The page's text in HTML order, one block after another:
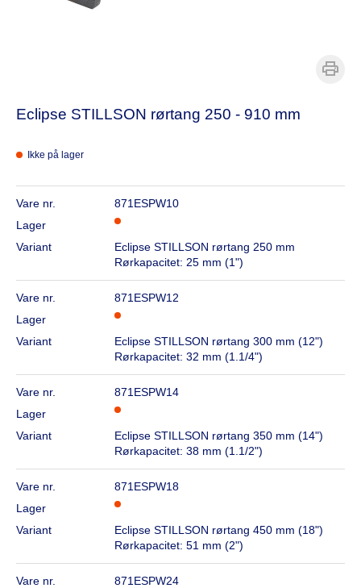
Eclipse STILLSON rørtang 250 - 910 mm
Ikke på lager
Vare nr.
871ESPW10
Lager
Variant
Eclipse STILLSON rørtang 250 mm
Rørkapacitet: 25 mm (1")
Vare nr.
871ESPW12
Lager
Variant
Eclipse STILLSON rørtang 300 mm (12")
Rørkapacitet: 32 mm (1.1/4")
Vare nr.
871ESPW14
Lager
Variant
Eclipse STILLSON rørtang 350 mm (14")
Rørkapacitet: 38 mm (1.1/2")
Vare nr.
871ESPW18
Lager
Variant
Eclipse STILLSON rørtang 450 mm (18")
Rørkapacitet: 51 mm (2")
Vare nr.
871ESPW24